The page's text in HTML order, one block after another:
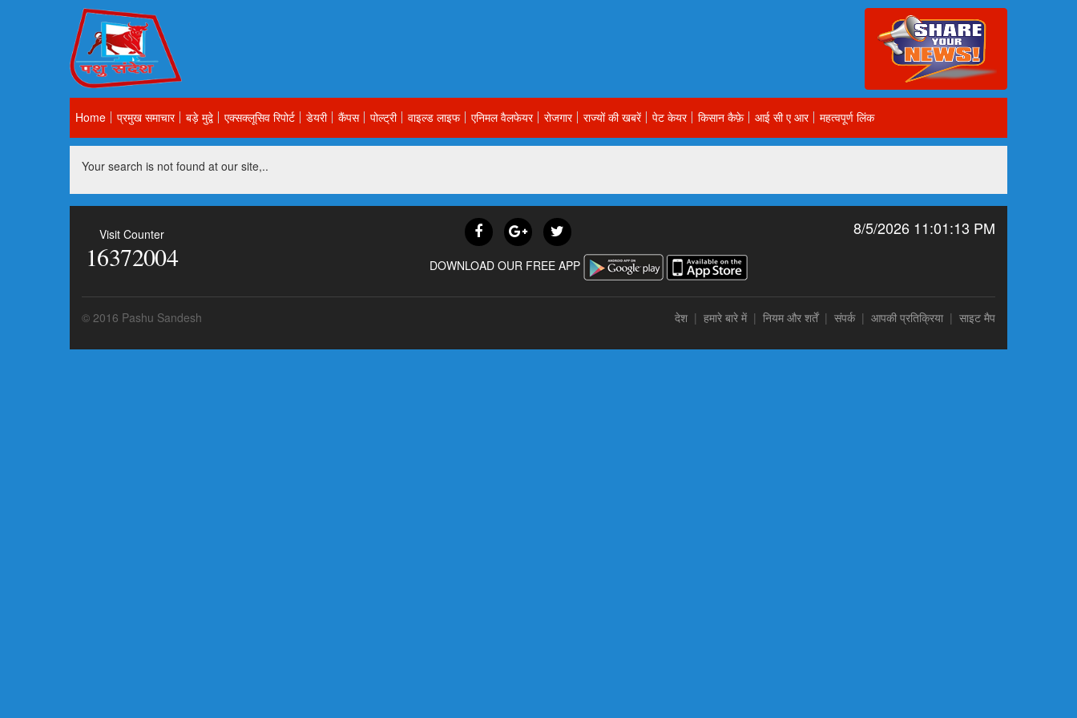
Home प्रमुख समाचार बड़े मुद्वे एक्सक्लूसिव रिपोर्ट डेयरी कैंपस पोल्ट्री वाइल्ड लाइफ एनिमल वैलफेयर रोजगार राज्यों की खबरें पेट केयर किसान कैफ़े आई सी ए आर महत्वपूर्ण लिंक
Your search is not found at our site,..
Visit Counter
16372004
8/5/2026 11:01:13 PM
DOWNLOAD OUR FREE APP
© 2016 Pashu Sandesh देश | हमारे बारे में | नियम और शर्तें| संपर्क | आपकी प्रतिक्रिया | साइट मैप